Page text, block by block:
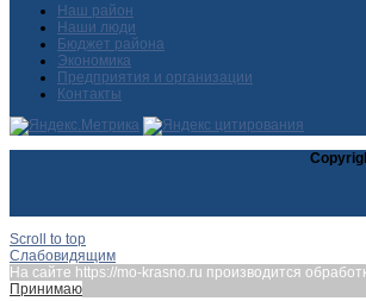
Наш район
Наши люди
Бюджет района
Экономика
Предприятия и организации
Контакты
Scroll to top
Слабовидящим
На сайте https://mo-krasno.ru производится
Принимаю